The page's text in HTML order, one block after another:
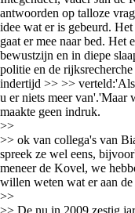
antwoorden op talloze
idee wat er is gebeurd.
gaat er mee naar bed. Het
bewustzijn en in diepe
politie en de
indertijd >> >>
u er niets meer van'.'Maar
maakte geen indruk.
>>
>> ok van collega's van
spreek ze wel eens,
meneer de Kovel, we
willen weten wat er aan
>>
>> De nu in 2009 zestig